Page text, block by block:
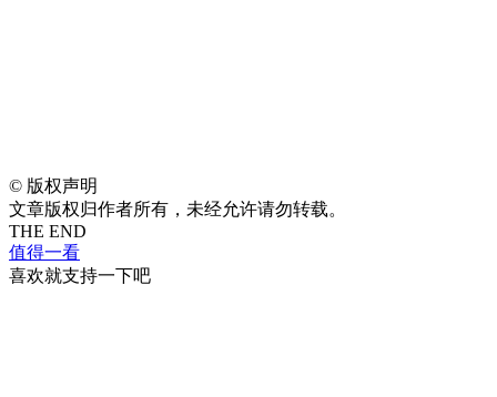
© 版权声明
文章版权归作者所有，未经允许请勿转载。
THE END
值得一看
喜欢就支持一下吧